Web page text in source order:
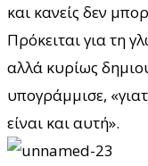
και κανείς δεν
Πρόκειται για τη
αλλά κυρίως
υπογράμμισε,
είναι και αυτή».